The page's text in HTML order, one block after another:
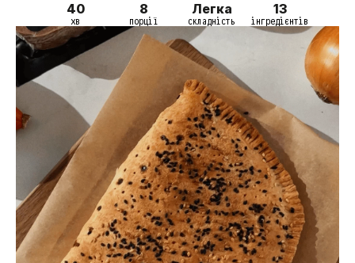
40
хв
8
порції
Легка
складність
13
інгредієнтів